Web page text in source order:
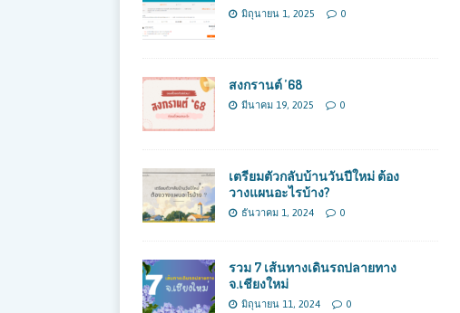
มิถุนายน 1, 2025 0
สงกรานต์ ’68
มีนาคม 19, 2025 0
เตรียมตัวกลับบ้านวันปีใหม่ ต้อง
วางแผนอะไรบ้าง?
ธันวาคม 1, 2024 0
รวม 7 เส้นทางเดินรถปลายทาง
จ.เชียงใหม่
มิถุนายน 11, 2024 0